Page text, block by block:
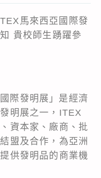
馬來西亞國際發
貴校師生踴躍參
際發明展」是經濟
明展之一，ITEX
資本家、廠商、批
盟及合作，為亞洲
供發明品的商業機